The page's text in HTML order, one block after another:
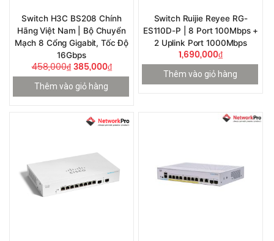
Switch H3C BS208 Chính
Hãng Việt Nam | Bộ Chuyển
Mạch 8 Cổng Gigabit, Tốc Độ
16Gbps
458,000₫385,000₫
Thêm vào giỏ hàng
Switch Ruijie Reyee RG-
ES110D-P | 8 Port 100Mbps +
2 Uplink Port 1000Mbps
1,690,000₫
Thêm vào giỏ hàng